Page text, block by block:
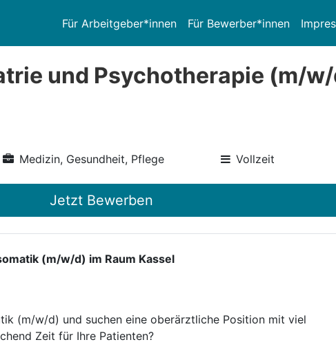
Für Arbeitgeber*innen Für Bewerber*innen
und Psychotherapie (m/w/
Medizin, Gesundheit, Pflege Vollzeit
Jetzt Bewerben
(m/w/d) im Raum Kassel
(m/w/d) und suchen eine oberärztliche Position mit viel
Zeit für Ihre Patienten?